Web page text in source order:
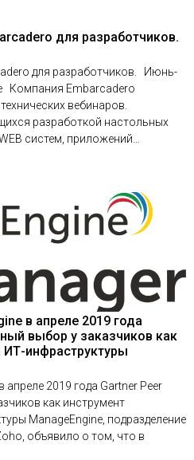
для разработчиков.
для разработчиков. Июнь-
Компания Embarcadero
вебинаров.
разработкой настольных
систем, приложений…
в апреле 2019 года
выбор у заказчиков как
ИТ-инфраструктуры
апреле 2019 года Gartner Peer
как инструмент
ManageEngine, подразделение
объявило о том, что в